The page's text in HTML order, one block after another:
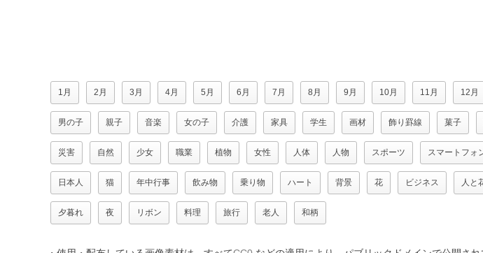
1月 2月 3月 4月 5月 6月 7月 8月 9月 10月 11月 12月
男の子 親子 音楽 女の子 介護 家具 学生 画材 飾り罫線 菓子
災害 自然 少女 職業 植物 女性 人体 人物 スポーツ スマートフォ
日本人 猫 年中行事 飲み物 乗り物 ハート 背景 花 ビジネス 人と
夕暮れ 夜 リボン 料理 旅行 老人 和柄